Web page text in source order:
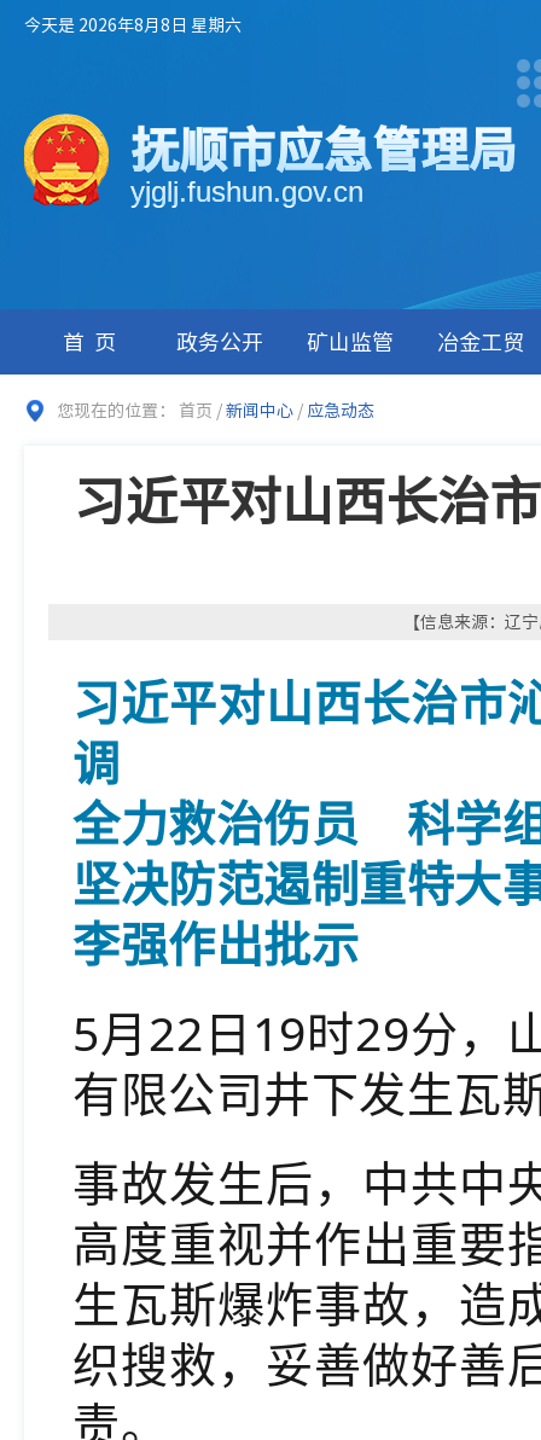
今天是 2026年8月8日 星期六
抚顺市应急管理局
yjglj.fushun.gov.cn
首页 政务公开 矿山监管 冶金工贸
您现在的位置： 首页 /新闻中心 / 应急动态
习近平对山西长治
【信息来源：辽
习近平对山西长治市
调
全力救治伤员 科学
坚决防范遏制重特大
李强作出批示
5月22日19时29分，
有限公司井下发生瓦
事故发生后，中共中
高度重视并作出重要
生瓦斯爆炸事故，造
织搜救，妥善做好善
责。